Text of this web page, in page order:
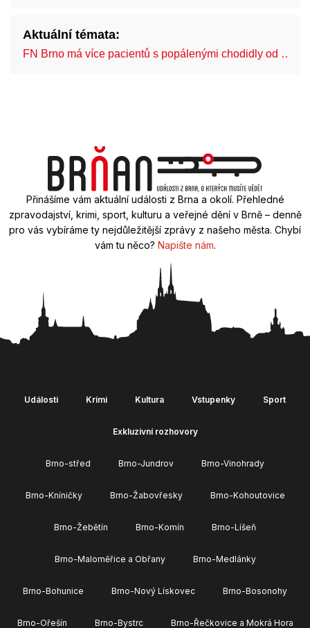
Aktuální témata:
FN Brno má více pacientů s popálenými chodidly od …
Přinášíme vám aktuální události z Brna a okolí. Přehledné
zpravodajství, krimi, sport, kulturu a veřejné dění v Brně – denně
pro vás vybíráme ty nejdůležitější zprávy z našeho města. Chybí
vám tu něco? Napište nám.
Události Krimi Kultura Vstupenky Sport
Exkluzivní rozhovory
Brno-střed Brno-Jundrov Brno-Vinohrady
Brno-Kníničky Brno-Žabovřesky Brno-Kohoutovice
Brno-Žebětín Brno-Komín Brno-Líšeň
Brno-Maloměřice a Obřany Brno-Medlánky
Brno-Bohunice Brno-Nový Lískovec Brno-Bosonohy
Brno-Ořešín Brno-Bystrc Brno-Řečkovice a Mokrá Hora